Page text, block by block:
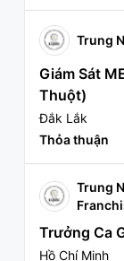
Trung
Giám Sát
Thuột)
Đắk Lắk
Thỏa thuận
Trung
Trưởng Ca
Hồ Chí Minh